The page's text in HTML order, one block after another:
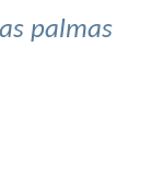
palmas